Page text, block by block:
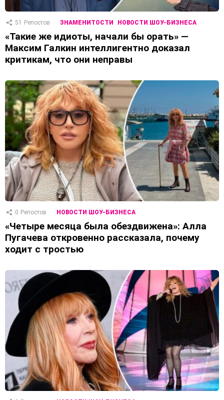
51 Репостов ЗНАМЕНИТОСТИ НОВОСТИ ШОУ-БИЗНЕСА
«Такие же идиоты, начали бы орать» —
Максим Галкин интеллигентно доказал
критикам, что они неправы
0 Репостов НОВОСТИ ШОУ-БИЗНЕСА
«Четыре месяца была обездвижена»: Алла
Пугачева откровенно рассказала, почему
ходит с тростью